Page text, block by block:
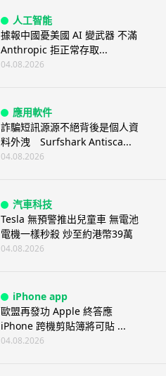
人工智能
據報中國憂美國 AI 變武器 不滿
Anthropic 拒正常存取...
04.08.2026
應用軟件
詐騙短訊源源不絕背後是個人資
料外洩 Surfshark Antisca...
04.08.2026
汽車科技
Tesla 無預警推出兒童車 無電池
電機一樣秒殺 炒至約港幣39萬
04.08.2026
iPhone app
歐盟再發功 Apple 終答應
iPhone 跨機剪貼簿將可貼 ...
04.08.2026